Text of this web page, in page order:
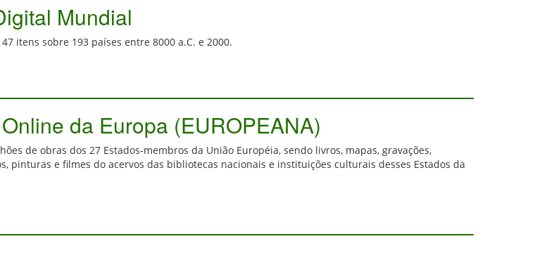
Mundial
itens sobre 193 países entre 8000 a.C. e 2000.
da Europa (EUROPEANA)
de obras dos 27 Estados-membros da União Européia, sendo livros, mapas, gravações,
pinturas e filmes do acervos das bibliotecas nacionais e instituições culturais desses Estados da